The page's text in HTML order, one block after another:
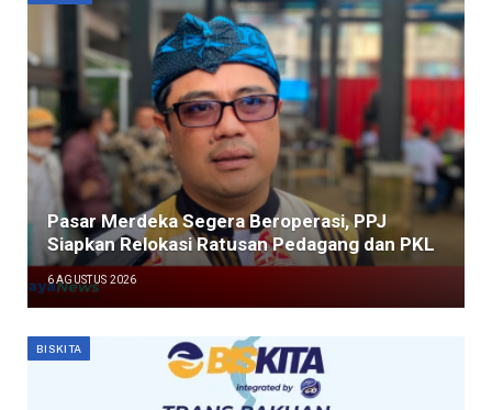
Pasar Merdeka Segera Beroperasi, PPJ
Siapkan Relokasi Ratusan Pedagang dan PKL
6 AGUSTUS 2026
BISKITA